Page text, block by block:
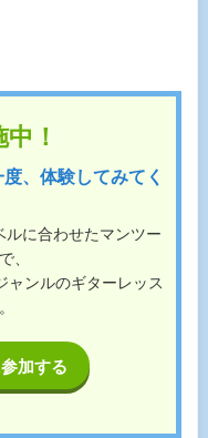
！
、体験してみてく
に合わせたマンツー
、
ャンルのギターレッス
加する